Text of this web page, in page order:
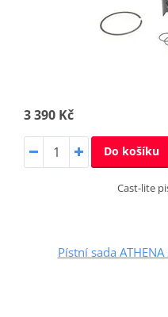
3 390 Kč
Do košíku
Cast-lite
Pístní sada